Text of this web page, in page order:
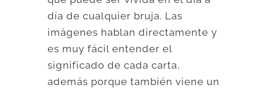
día de cualquier bruja. Las
imágenes hablan directamente y
es muy fácil entender el
significado de cada carta,
además porque también viene un